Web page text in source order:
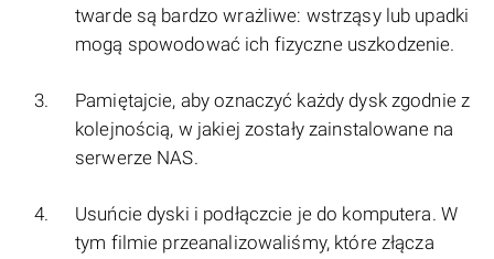
twarde są bardzo wrażliwe: wstrząsy lub upadki
mogą spowodować ich fizyczne uszkodzenie.
Pamiętajcie, aby oznaczyć każdy dysk zgodnie z
kolejnością, w jakiej zostały zainstalowane na
serwerze NAS.
Usuńcie dyski i podłączcie je do komputera. W
tym filmie przeanalizowaliśmy, które złącza